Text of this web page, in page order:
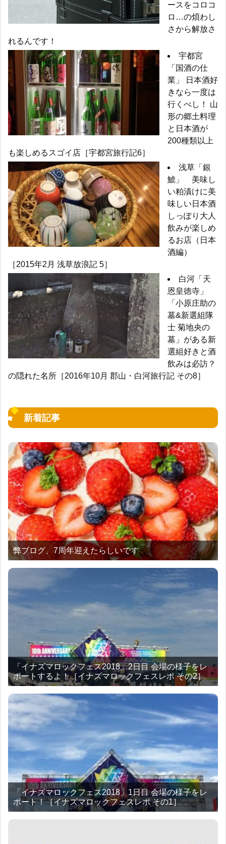
ースをコロコ
ロ…の煩わし
さから解放さ
れるんです！
宇都宮
「国酒の仕
業」 日本酒好
きなら一度は
行くべし！ 山
形の郷土料理
と日本酒が
200種類以上
も楽しめるスゴイ店［宇都宮旅行記6］
浅草「銀
鯱」 美味し
い粕漬けに美
味しい日本酒
しっぽり大人
飲みが楽しめ
るお店（日本
酒編）
［2015年2月 浅草放浪記 5］
白河「天
恩皇徳寺」
「小原庄助の
墓&新選組隊
士 菊地央の
墓」がある新
選組好きと酒
飲みは必訪？
の隠れた名所［2016年10月 郡山・白河旅行記 その8］
新着記事
弊ブログ、7周年迎えたらしいです
「イナズマロックフェス2018」2日目 会場の様子をレ
ポートするよ！［イナズマロックフェスレポ その2］
「イナズマロックフェス2018」1日目 会場の様子をレ
ポート！［イナズマロックフェスレポ その1］